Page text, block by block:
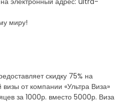
миру!
скидку 75% на
от компании «Ультра Виза»
за 1000р. вместо 5000р. Виза